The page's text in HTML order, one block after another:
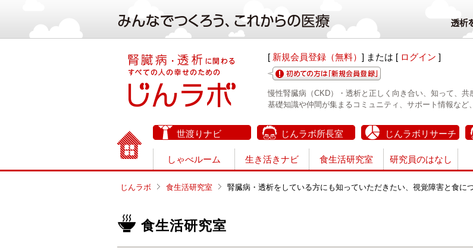
[ 新規会員登録（無料） ] または [ ログイン ]
慢性腎臓病（CKD）・透析と正しく向き合い、知って、共
基礎知識や仲間が集まるコミュニティ、サポート情報など
世渡りナビ じんラボ所長室 じんラボリサーチ
しゃべルーム 生き活きナビ 食生活研究室 研究員のはなし
じんラボ 食生活研究室 腎臓病・透析をしている方にも知っていただきたい、視覚障害と食に
食生活研究室